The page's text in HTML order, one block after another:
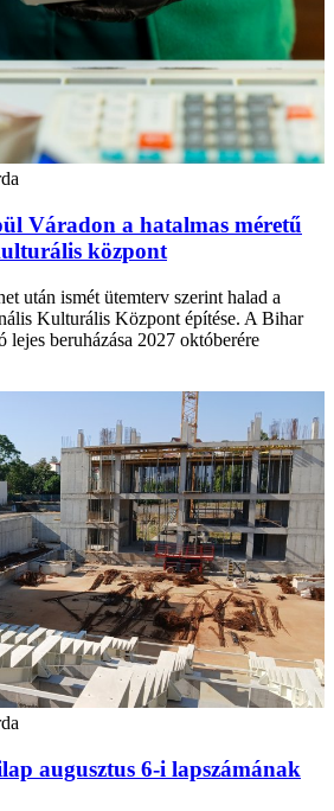
Váradon a hatalmas méretű
központ
után ismét ütemterv szerint halad a
Kulturális Központ építése. A Bihar
beruházása 2027 októberére
augusztus 6-i lapszámának